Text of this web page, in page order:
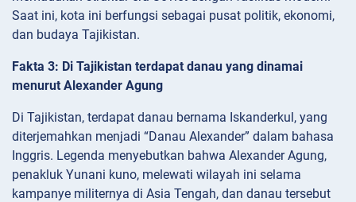
Saat ini, kota ini berfungsi sebagai pusat politik, ekonomi,
dan budaya Tajikistan.
Fakta 3: Di Tajikistan terdapat danau yang dinamai
menurut Alexander Agung
Di Tajikistan, terdapat danau bernama Iskanderkul, yang
diterjemahkan menjadi “Danau Alexander” dalam bahasa
Inggris. Legenda menyebutkan bahwa Alexander Agung,
penakluk Yunani kuno, melewati wilayah ini selama
kampanye militernya di Asia Tengah, dan danau tersebut